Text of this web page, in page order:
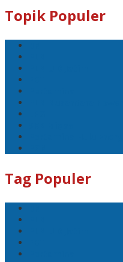
Topik Populer
Tag Populer